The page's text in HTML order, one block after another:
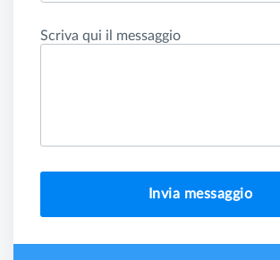
Scriva qui il messaggio
Invia messaggio